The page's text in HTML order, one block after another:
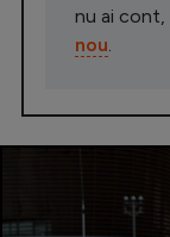
nu ai cont,
nou